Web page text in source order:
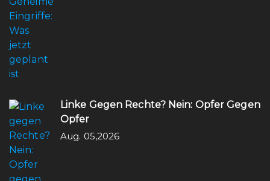
Linke Gegen Rechte? Nein: Opfer Gegen
Opfer
Aug. 05,2026